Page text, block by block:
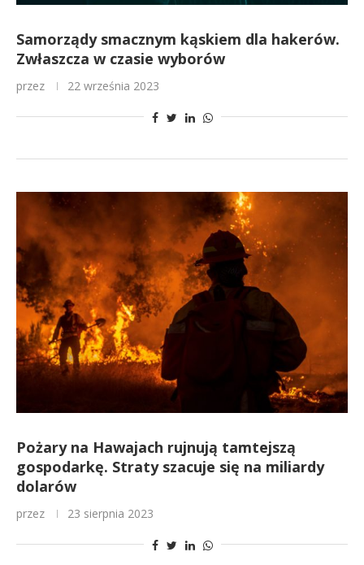
Samorządy smacznym kąskiem dla hakerów.
Zwłaszcza w czasie wyborów
przez 22 września 2023
Pożary na Hawajach rujnują tamtejszą
gospodarkę. Straty szacuje się na miliardy
dolarów
przez 23 sierpnia 2023